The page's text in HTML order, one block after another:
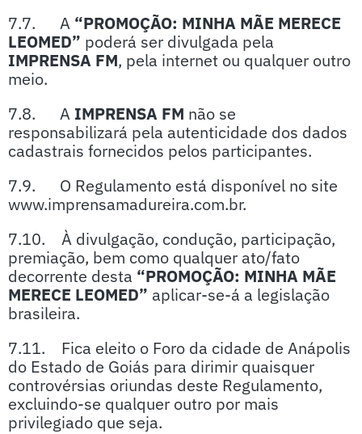
7.7. A “PROMOÇÃO: MINHA MÃE MERECE
LEOMED” poderá ser divulgada pela
IMPRENSA FM, pela internet ou qualquer outro
meio.
7.8. A IMPRENSA FM não se
responsabilizará pela autenticidade dos dados
cadastrais fornecidos pelos participantes.
7.9. O Regulamento está disponível no site
www.imprensamadureira.com.br.
7.10. À divulgação, condução, participação,
premiação, bem como qualquer ato/fato
decorrente desta “PROMOÇÃO: MINHA MÃE
MERECE LEOMED” aplicar-se-á a legislação
brasileira.
7.11. Fica eleito o Foro da cidade de Anápolis
do Estado de Goiás para dirimir quaisquer
controvérsias oriundas deste Regulamento,
excluindo-se qualquer outro por mais
privilegiado que seja.